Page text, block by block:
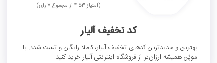
(امتیاز ۴.۵۳ از مجموع ۷ رای)
کد تخفیف آلیار
بهترین و جدیدترین کدهای تخفیف آلیار، کاملا رایگان و تست شده. با
موپُن همیشه ارزان‌تر از فروشگاه اینترنتی آلیار خرید کنید!